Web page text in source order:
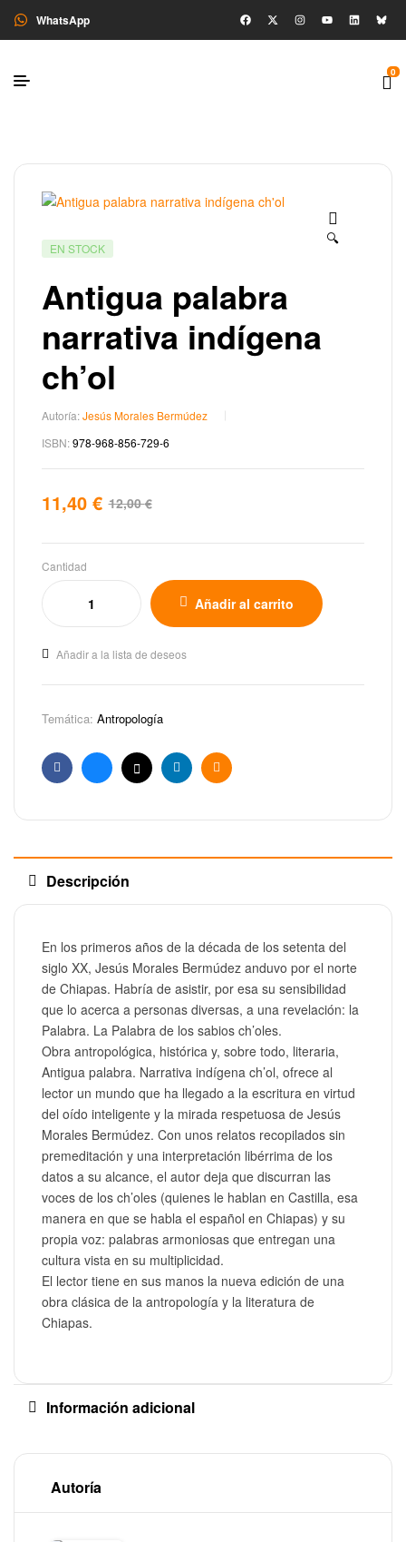
WhatsApp
0
🔍
EN STOCK
Antigua palabra
narrativa indígena
ch’ol
Autoría:Jesús Morales Bermúdez
ISBN:978-968-856-729-6
12,00€
11,40 €
Cantidad
Añadir al carrito
Añadir a la lista de deseos
Temática: Antropología
FacebookBlueskyX LinkedinEmail
Descripción
En los primeros años de la década de los setenta del
siglo XX, Jesús Morales Bermúdez anduvo por el norte
de Chiapas. Habría de asistir, por esa su sensibilidad
que lo acerca a personas diversas, a una revelación: la
Palabra. La Palabra de los sabios ch’oles.
Obra antropológica, histórica y, sobre todo, literaria,
Antigua palabra. Narrativa indígena ch’ol, ofrece al
lector un mundo que ha llegado a la escritura en virtud
del oído inteligente y la mirada respetuosa de Jesús
Morales Bermúdez. Con unos relatos recopilados sin
premeditación y una interpretación libérrima de los
datos a su alcance, el autor deja que discurran las
voces de los ch’oles (quienes le hablan en Castilla, esa
manera en que se habla el español en Chiapas) y su
propia voz: palabras armoniosas que entregan una
cultura vista en su multiplicidad.
El lector tiene en sus manos la nueva edición de una
obra clásica de la antropología y la literatura de
Chiapas.
Información adicional
Autoría